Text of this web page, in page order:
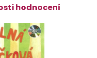
hodnocení